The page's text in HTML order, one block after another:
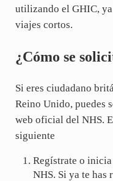
utilizando el GHIC, ya
viajes cortos.
¿Cómo se
Si eres ciudadano
Reino Unido, puedes
web oficial del NHS.
siguiente
Regístrate o
NHS. Si ya te has